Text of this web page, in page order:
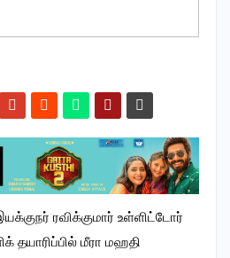
ரவிக்குமார் உள்ளிட்டோர்
தயாரிப்பில் மீரா மஹதி